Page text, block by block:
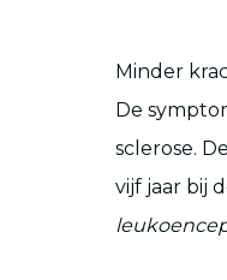
Minder
De
sclerose.
vijf jaar bij